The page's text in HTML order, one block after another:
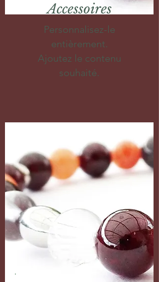
Accessoires
Personnalisez-le
entièrement.
Ajoutez le contenu
souhaité.